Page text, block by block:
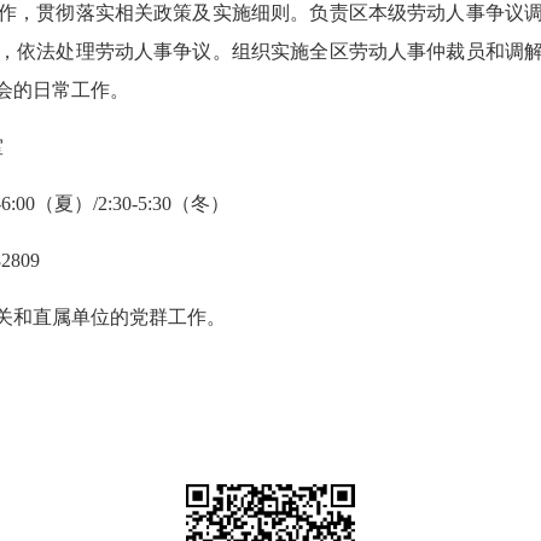
彻落实相关政策及实施细则。负责区本级劳动人事争议
依法处理劳动人事争议。组织实施全区劳动人事仲裁员和调
的日常工作。
（夏）/2:30-5:30（冬）
直属单位的党群工作。